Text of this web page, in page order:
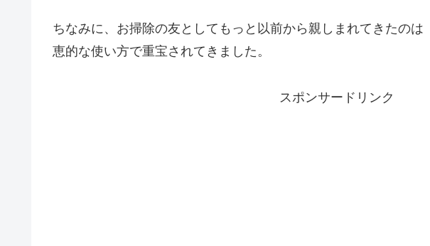
ちなみに、お掃除の友としてもっと以前から親しまれてきたのは
恵的な使い方で重宝されてきました。
スポンサードリンク